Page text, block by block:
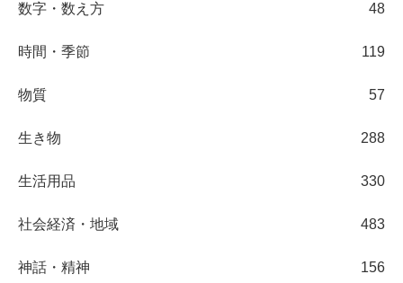
数字・数え方 48
時間・季節 119
物質 57
生き物 288
生活用品 330
社会経済・地域 483
神話・精神 156